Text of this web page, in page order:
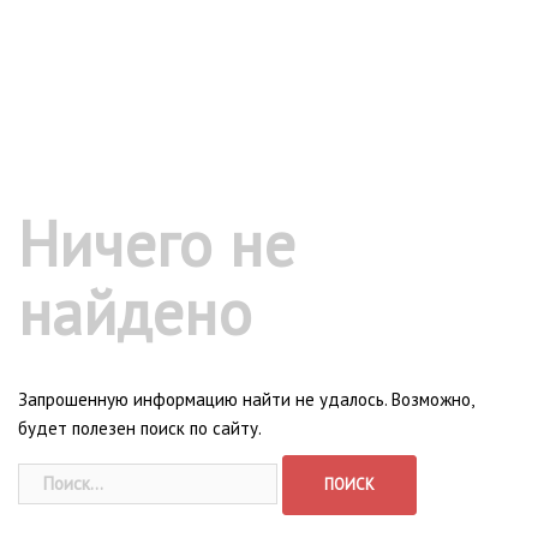
Ничего не
найдено
Запрошенную информацию найти не удалось. Возможно,
будет полезен поиск по сайту.
Найти: